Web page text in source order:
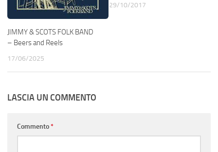
JIMMY & SCOTS FOLK BAND
– Beers and Reels
17/06/2025
29/10/2017
LASCIA UN COMMENTO
Commento*